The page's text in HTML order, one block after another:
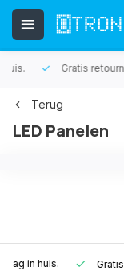
Gratis retourneren
Terug
LED Panelen
Gratis retourneren